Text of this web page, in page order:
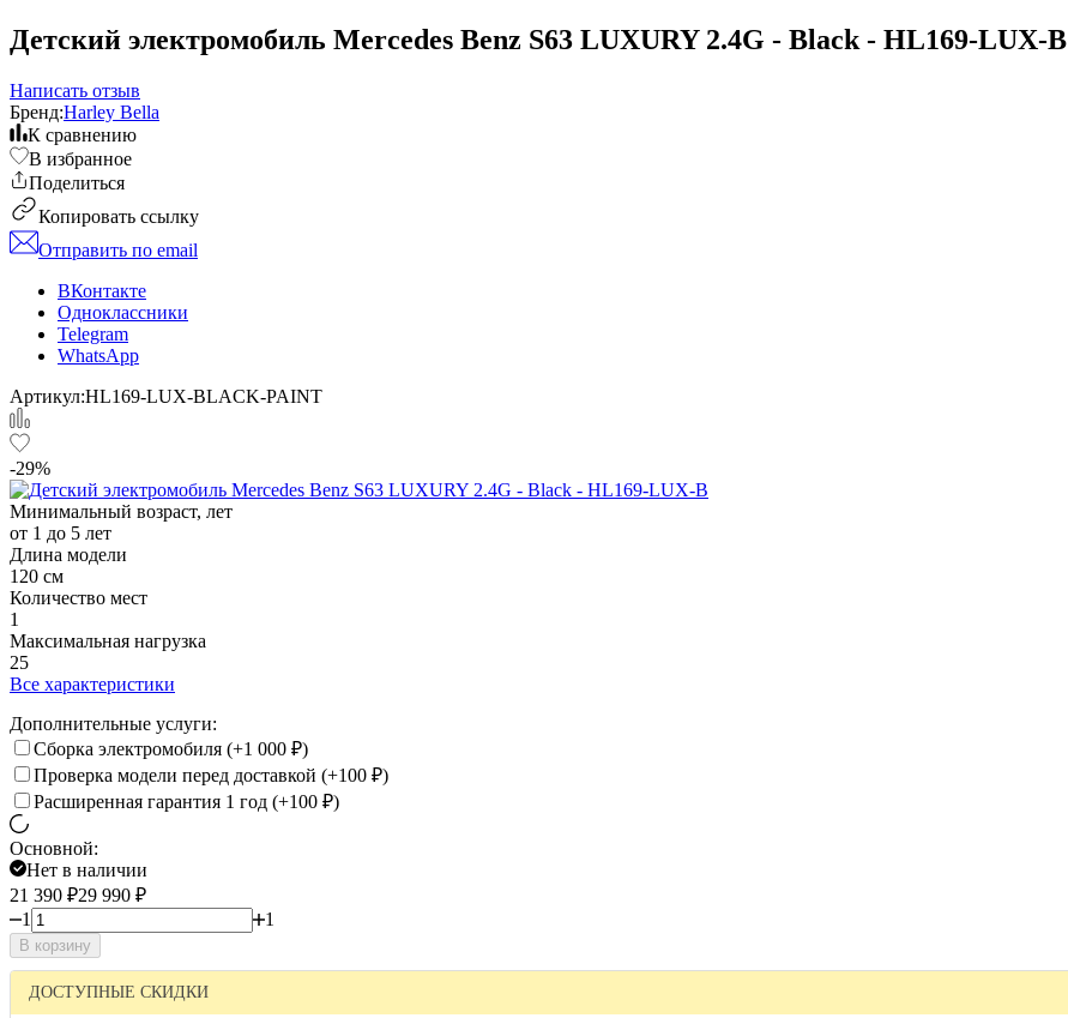
Детский электромобиль Mercedes Benz S63 LUXURY 2.4G - Black - HL169-LUX-B
Написать отзыв
Бренд:Harley Bella
К сравнению
В избранное
Поделиться
Копировать ссылку
Отправить по email
ВКонтакте
Одноклассники
Telegram
WhatsApp
Артикул:HL169-LUX-BLACK-PAINT
-29%
Минимальный возраст, лет
от 1 до 5 лет
Длина модели
120 см
Количество мест
1
Максимальная нагрузка
25
Все характеристики
Дополнительные услуги:
Сборка электромобиля (+1 000 ₽)
Проверка модели перед доставкой (+100 ₽)
Расширенная гарантия 1 год (+100 ₽)
Основной:
Нет в наличии
21 390 ₽29 990 ₽
1
1
В корзину
ДОСТУПНЫЕ СКИДКИ